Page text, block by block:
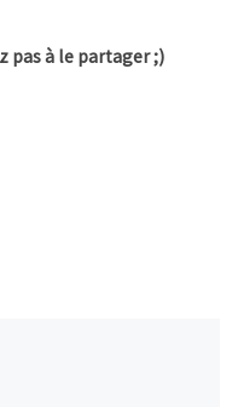
pas à le partager ;)